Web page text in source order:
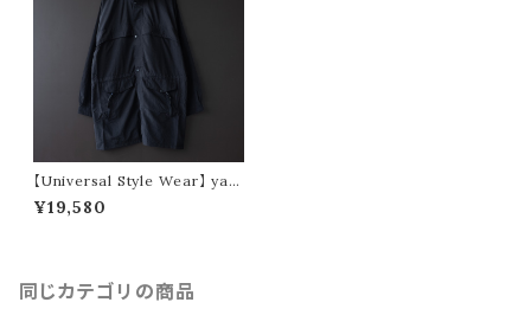
【Universal Style Wear】 yap
py coat (black)
¥19,580
同じカテゴリの商品